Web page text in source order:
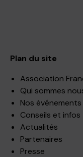
Plan du site
Association
Qui sommes
Nos événements
Conseils et infos
Actualités
Partenaires
Presse